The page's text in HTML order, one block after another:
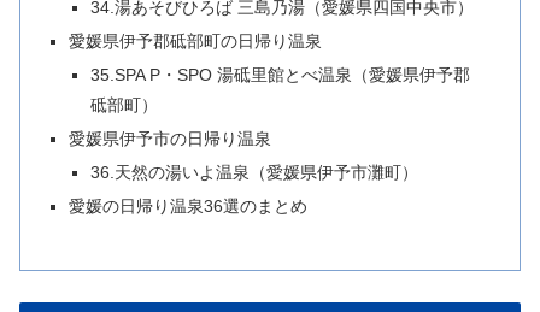
34.湯あそびひろば 三島乃湯（愛媛県四国中央市）
愛媛県伊予郡砥部町の日帰り温泉
35.SPA P・SPO 湯砥里館とべ温泉（愛媛県伊予郡
砥部町）
愛媛県伊予市の日帰り温泉
36.天然の湯いよ温泉（愛媛県伊予市灘町）
愛媛の日帰り温泉36選のまとめ